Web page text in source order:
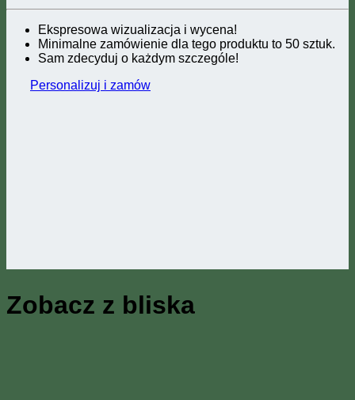
Ekspresowa wizualizacja i wycena!
Minimalne zamówienie dla tego produktu to 50 sztuk.
Sam zdecyduj o każdym szczególe!
Personalizuj i zamów
Zobacz z bliska